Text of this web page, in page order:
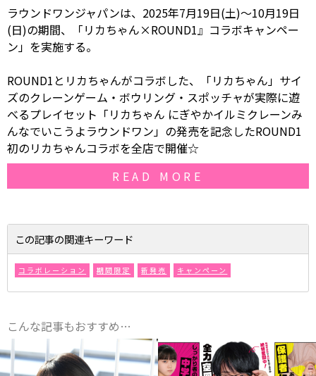
ラウンドワンジャパンは、2025年7月19日(土)～10月19日
(日)の期間、「リカちゃん×ROUND1』コラボキャンペー
ン」を実施する。
ROUND1とリカちゃんがコラボした、「リカちゃん」サイ
ズのクレーンゲーム・ボウリング・スポッチャが実際に遊
べるプレイセット「リカちゃん にぎやかイルミクレーンみ
んなでいこうよラウンドワン」の発売を記念したROUND1
初のリカちゃんコラボを全店で開催☆
READ MORE
この記事の関連キーワード
コラボレーション 期間限定 新発売 キャンペーン
こんな記事もおすすめ…